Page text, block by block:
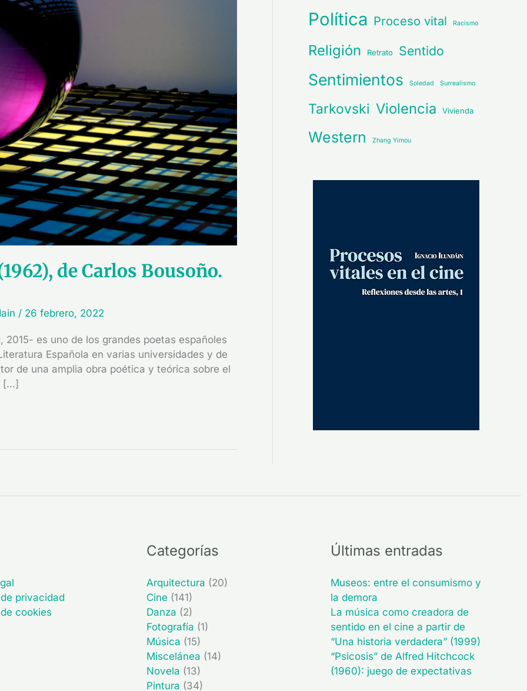
de Carlos Bousoño.
/ 26 febrero, 2022
es uno de los grandes poetas españoles
Española en varias universidades y de
de una amplia obra poética y teórica sobre el
[…]
Política Proceso vital Racismo
Religión Retrato Sentido
Sentimientos Soledad Surrealismo
Tarkovski Violencia Vivienda
Western Zhang Yimou
privacidad
cookies
Categorías
Arquitectura (20)
Cine (141)
Danza (2)
Fotografía (1)
Música (15)
Miscelánea (14)
Novela (13)
Pintura (34)
Últimas entradas
Museos: entre el consumismo y
la demora
La música como creadora de
sentido en el cine a partir de
“Una historia verdadera” (1999)
“Psicosis” de Alfred Hitchcock
(1960): juego de expectativas